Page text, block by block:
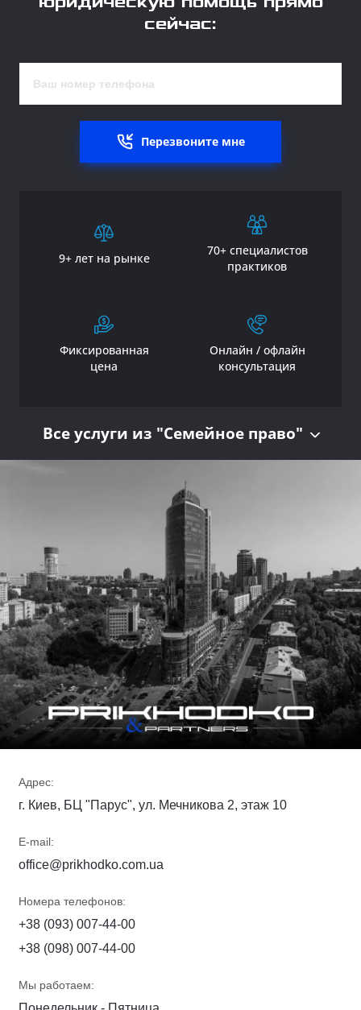
сейчас:
Перезвоните мне
9+ лет на рынке
70+ специалистов
практиков
Фиксированная
цена
Онлайн / офлайн
консультация
Все услуги из "Семейное право"
Адрес:
г. Киев, БЦ "Парус", ул. Мечникова 2, этаж 10
E-mail:
office@prikhodko.com.ua
Номера телефонов:
+38 (093) 007-44-00
+38 (098) 007-44-00
Мы работаем: